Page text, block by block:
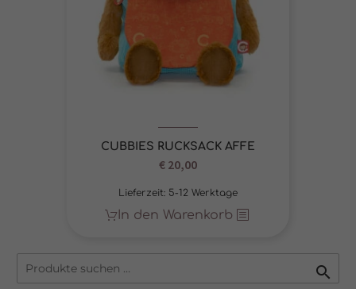
CUBBIES RUCKSACK AFFE
Ursprünglicher
€ 28,00
€ 20,00Aktueller
€ 20,00.
Lieferzeit: 5-12 Werktage
In den Warenkorb
